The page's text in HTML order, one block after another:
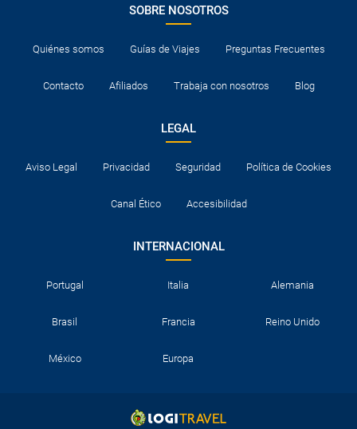
SOBRE NOSOTROS
Quiénes somos Guías de Viajes Preguntas Frecuentes
Contacto Afiliados Trabaja con nosotros Blog
LEGAL
Aviso Legal Privacidad Seguridad Política de Cookies
Canal Ético Accesibilidad
INTERNACIONAL
Portugal Italia Alemania
Brasil Francia Reino Unido
México Europa